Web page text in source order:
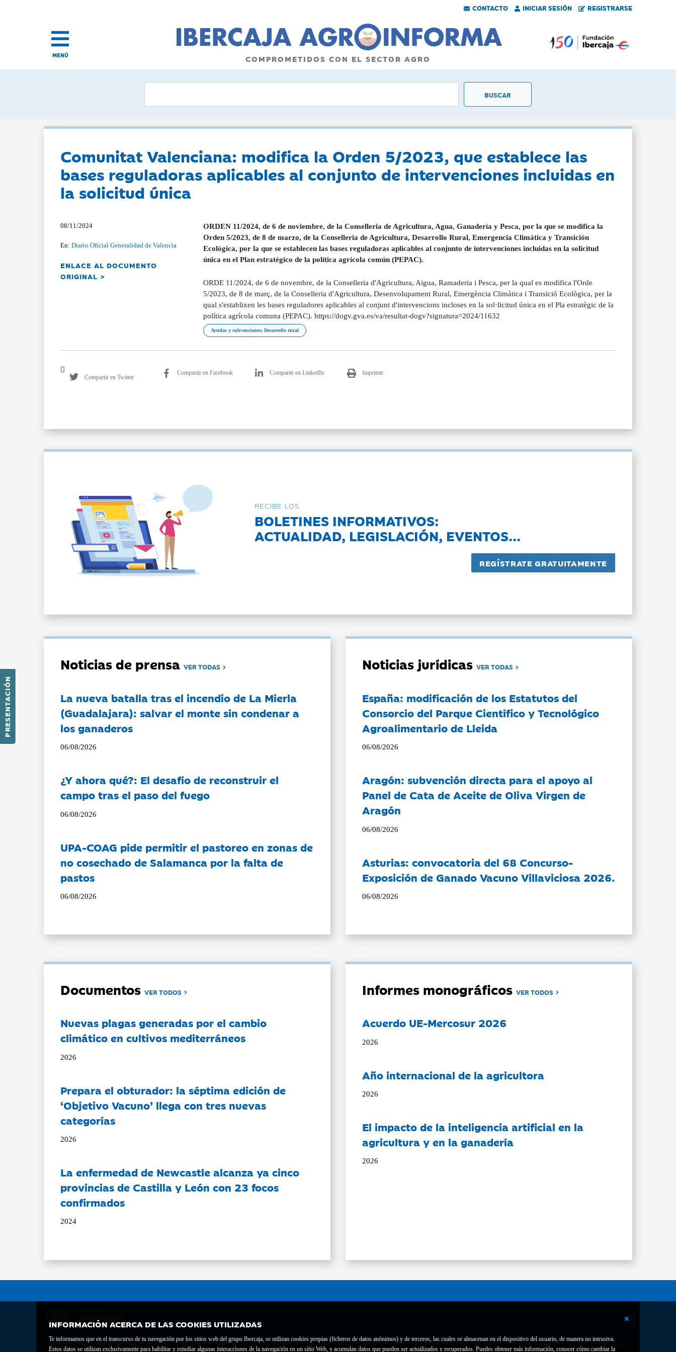
CONTACTO INICIAR SESIÓN REGISTRARSE
PRESENTACIÓN
MENÚ COMPROMETIDOS CON EL SECTOR AGRO
INFORMACIÓN ACERCA DE LAS COOKIES UTILIZADAS
Te informamos que en el transcurso de tu navegación por los sitios web del grupo Ibercaja, se utilizan cookies propias (ficheros de datos anónimos) y de terceros, las cuales se almacenan en el dispositivo del usuario, de manera no intrusiva.
Estos datos se utilizan exclusivamente para habilitar y estudiar algunas interacciones de la navegación en un sitio Web, y acumulan datos que pueden ser actualizados y recuperados. Puedes obtener más información, conocer cómo cambiar la
Comunitat Valenciana: modifica la Orden 5/2023, que establece las
bases reguladoras aplicables al conjunto de intervenciones incluidas en
la solicitud única
08/11/2024
En:Diario Oficial Generalidad de Valencia
ENLACE AL DOCUMENTO
ORIGINAL >
ORDEN 11/2024, de 6 de noviembre, de la Conselleria de Agricultura, Agua, Ganadería y Pesca, por la que se modifica la
Orden 5/2023, de 8 de marzo, de la Conselleria de Agricultura, Desarrollo Rural, Emergencia Climática y Transición
Ecológica, por la que se establecen las bases reguladoras aplicables al conjunto de intervenciones incluidas en la solicitud
única en el Plan estratégico de la política agrícola común (PEPAC).
ORDE 11/2024, de 6 de novembre, de la Conselleria d'Agricultura, Aigua, Ramaderia i Pesca, per la qual es modifica l'Orde
5/2023, de 8 de març, de la Conselleria d'Agricultura, Desenvolupament Rural, Emergència Climàtica i Transició Ecològica, per la
qual s'establixen les bases reguladores aplicables al conjunt d'intervencions incloses en la sol·licitud única en el Pla estratègic de la
política agrícola comuna (PEPAC). https://dogv.gva.es/va/resultat-dogv?signatura=2024/11632
Ayudas y subvenciones; Desarrollo rural
Compartir en Twitter
Compartir en Facebook Compartir en LinkedIn Imprimir
RECIBE LOS
BOLETINES INFORMATIVOS:
ACTUALIDAD, LEGISLACIÓN, EVENTOS...
Noticias de prensaVER TODAS
La nueva batalla tras el incendio de La Mierla
(Guadalajara): salvar el monte sin condenar a
los ganaderos
06/08/2026
¿Y ahora qué?: El desafío de reconstruir el
campo tras el paso del fuego
06/08/2026
UPA-COAG pide permitir el pastoreo en zonas de
no cosechado de Salamanca por la falta de
pastos
06/08/2026
Noticias jurídicasVER TODAS
España: modificación de los Estatutos del
Consorcio del Parque Científico y Tecnológico
Agroalimentario de Lleida
06/08/2026
Aragón: subvención directa para el apoyo al
Panel de Cata de Aceite de Oliva Virgen de
Aragón
06/08/2026
Asturias: convocatoria del 68 Concurso-
Exposición de Ganado Vacuno Villaviciosa 2026.
06/08/2026
DocumentosVER TODOS
Nuevas plagas generadas por el cambio
climático en cultivos mediterráneos
2026
Prepara el obturador: la séptima edición de
‘Objetivo Vacuno’ llega con tres nuevas
categorías
2026
La enfermedad de Newcastle alcanza ya cinco
provincias de Castilla y León con 23 focos
confirmados
2024
Informes monográficosVER TODOS
Acuerdo UE-Mercosur 2026
2026
Año internacional de la agricultora
2026
El impacto de la inteligencia artificial en la
agricultura y en la ganadería
2026
Fundación Bancaria Ibercaja C.I.F. G-50000652.
Contacto Declaración de accesibilidad